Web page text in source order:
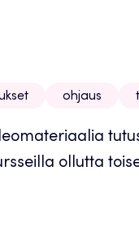
ohjaus
ollutta